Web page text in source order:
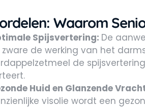
Waarom
Spijsvertering: De
zware de werking van het
de
Huid en Glanzende
visolie wordt een